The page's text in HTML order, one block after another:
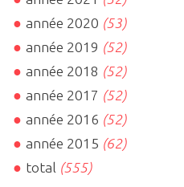
année 2020 (53)
année 2019 (52)
année 2018 (52)
année 2017 (52)
année 2016 (52)
année 2015 (62)
total (555)